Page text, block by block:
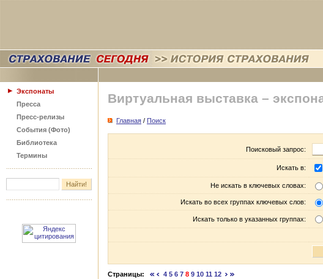
Экспонаты
Пресса
Пресс-релизы
События (Фото)
Библиотека
Термины
Виртуальная выставка –
Главная / Поиск
Поисковый запрос:
Искать в:
Не искать в ключевых словах:
Искать во всех группах ключевых слов:
Искать только в указанных группах:
Страницы: 4 5 6 7 8 9 10 11 12